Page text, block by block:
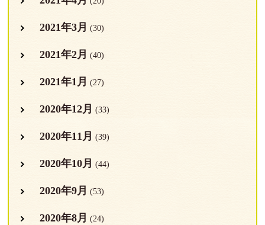
2021年3月 (30)
2021年2月 (40)
2021年1月 (27)
2020年12月 (33)
2020年11月 (39)
2020年10月 (44)
2020年9月 (53)
2020年8月 (24)